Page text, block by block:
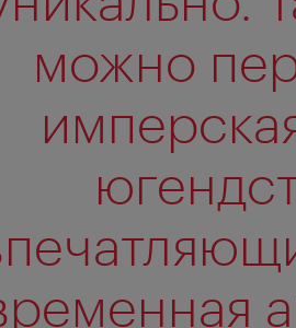
можно